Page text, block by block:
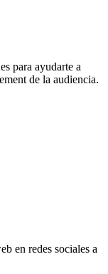
para ayudarte a
de la audiencia.
en redes sociales a